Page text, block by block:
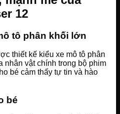
12
tô phân khối lớn
thiết kế kiểu xe mô tô phân
nhân vật chính trong bộ phim
bé cảm thấy tự tin và hào
bé